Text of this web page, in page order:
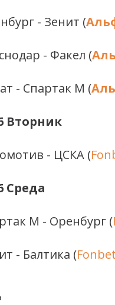
- Зенит (
- Факел (
- Спартак М (
Вторник
- ЦСКА (
Среда
М - Оренбург (
- Балтика (